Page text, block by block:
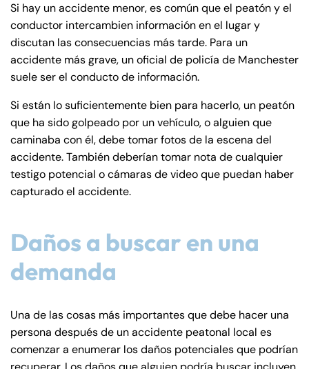
Si hay un accidente menor, es común que el peatón y el
conductor intercambien información en el lugar y
discutan las consecuencias más tarde. Para un
accidente más grave, un oficial de policía de Manchester
suele ser el conducto de información.
Si están lo suficientemente bien para hacerlo, un peatón
que ha sido golpeado por un vehículo, o alguien que
caminaba con él, debe tomar fotos de la escena del
accidente. También deberían tomar nota de cualquier
testigo potencial o cámaras de video que puedan haber
capturado el accidente.
Daños a buscar en una
demanda
Una de las cosas más importantes que debe hacer una
persona después de un accidente peatonal local es
comenzar a enumerar los daños potenciales que podrían
Farmington - Hours
24/7
Office Hours
Monday
8:30 AM – 5:00
PM
Enfield - Hours
24/7
Office Hours
Monday
8:30 AM – 5:00
PM